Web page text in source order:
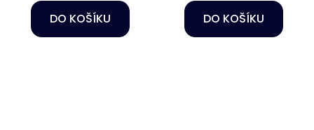
DO KOŠÍKU DO KOŠÍKU